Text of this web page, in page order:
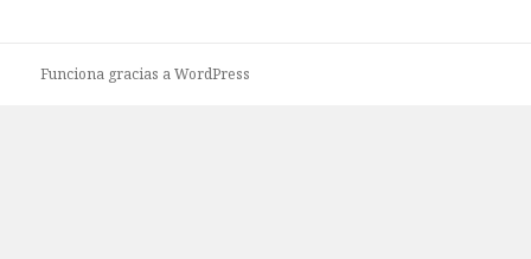
Funciona gracias a WordPress